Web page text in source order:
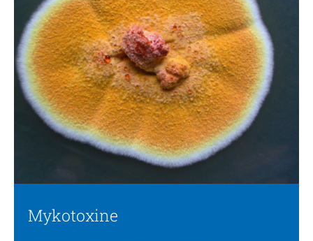
Mykotoxine